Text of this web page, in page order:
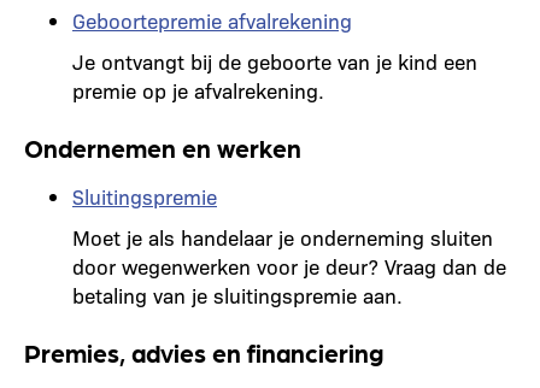
Geboortepremie afvalrekening
Je ontvangt bij de geboorte van je kind een
premie op je afvalrekening.
Ondernemen en werken
Sluitingspremie
Moet je als handelaar je onderneming sluiten
door wegenwerken voor je deur? Vraag dan de
betaling van je sluitingspremie aan.
Premies, advies en financiering